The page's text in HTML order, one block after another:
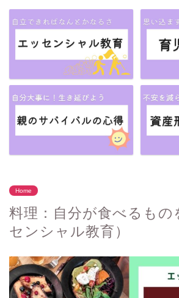
Home
料理：自分が食べるもの
センシャル教育）